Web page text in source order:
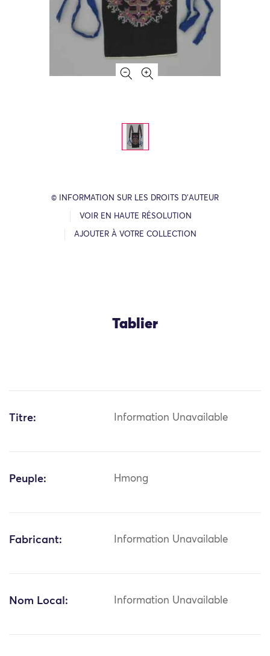
© INFORMATION SUR LES DROITS D’AUTEUR
VOIR EN HAUTE RÉSOLUTION
AJOUTER À VOTRE COLLECTION
Tablier
Titre: Information Unavailable
Peuple: Hmong
Fabricant: Information Unavailable
Nom Local: Information Unavailable